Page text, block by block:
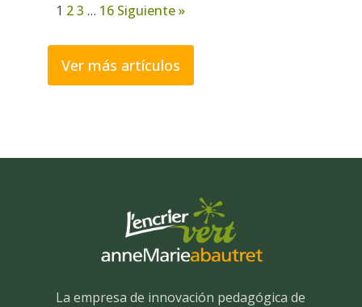
1 23 … 16 Siguiente »
Ver más artículos
La empresa de innovación pedagógica de